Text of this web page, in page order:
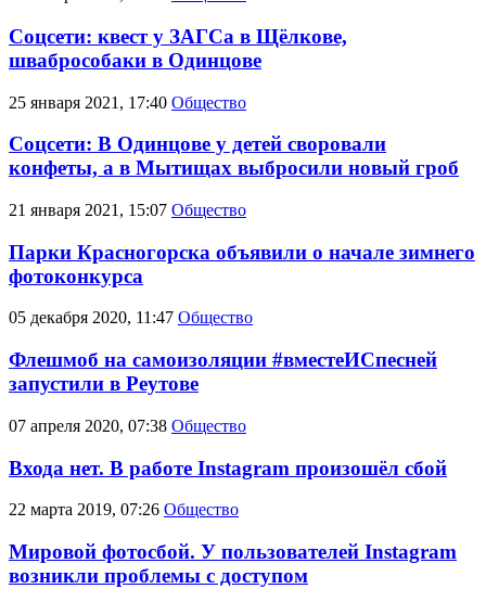
Соцсети: квест у ЗАГСа в Щёлкове,
швабрособаки в Одинцове
25 января 2021, 17:40 Общество
Соцсети: В Одинцове у детей своровали
конфеты, а в Мытищах выбросили новый гроб
21 января 2021, 15:07 Общество
Парки Красногорска объявили о начале зимнего
фотоконкурса
05 декабря 2020, 11:47 Общество
Флешмоб на самоизоляции #вместеИСпесней
запустили в Реутове
07 апреля 2020, 07:38 Общество
Входа нет. В работе Instagram произошёл сбой
22 марта 2019, 07:26 Общество
Мировой фотосбой. У пользователей Instagram
возникли проблемы с доступом